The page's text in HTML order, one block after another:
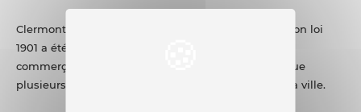
Clermont Commerce Auvergne Métropole, association loi
1901 a été créé le 10 Septembre 2002. Elle fédère les
commerçants de la métropole clermontoise ainsi que
plusieurs collectifs et associations de quartiers de la ville.